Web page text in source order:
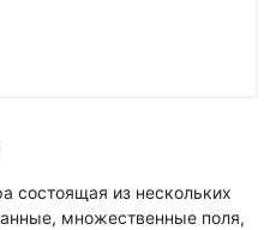
состоящая из нескольких
множественные поля,